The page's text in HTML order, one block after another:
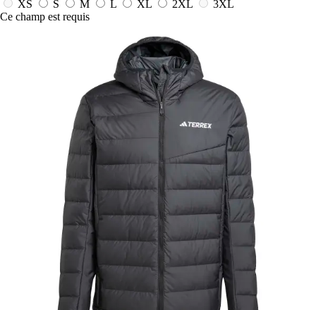
XS S M L XL 2XL
3XL
Ce champ est requis